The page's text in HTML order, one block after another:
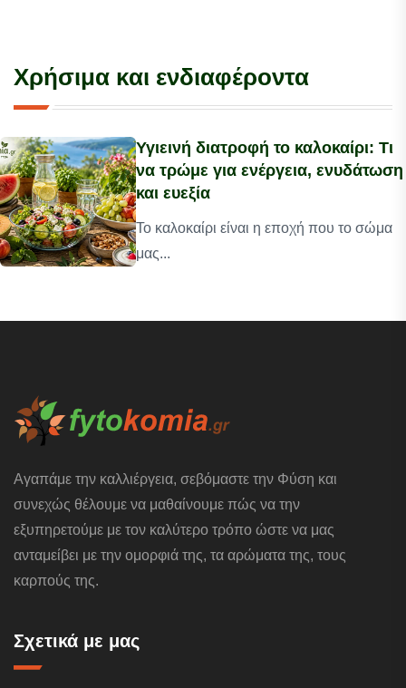
Χρήσιμα και ενδιαφέροντα
Υγιεινή διατροφή το καλοκαίρι: Τι
να τρώμε για ενέργεια, ενυδάτωση
και ευεξία
Το καλοκαίρι είναι η εποχή που το σώμα
μας...
Αγαπάμε την καλλιέργεια, σεβόμαστε την Φύση και
συνεχώς θέλουμε να μαθαίνουμε πώς να την
εξυπηρετούμε με τον καλύτερο τρόπο ώστε να μας
ανταμείβει με την ομορφιά της, τα αρώματα της, τους
καρπούς της.
Σχετικά με μας